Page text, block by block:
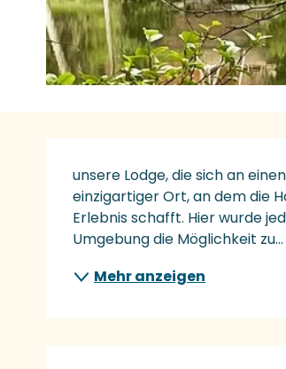
unsere Lodge, die sich an
einzigartiger Ort, an dem die
Erlebnis schafft. Hier wurde
Umgebung die Möglichkeit zu...
Mehr anzeigen